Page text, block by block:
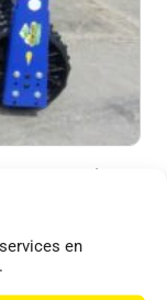
en
Autres
Ø55cm +